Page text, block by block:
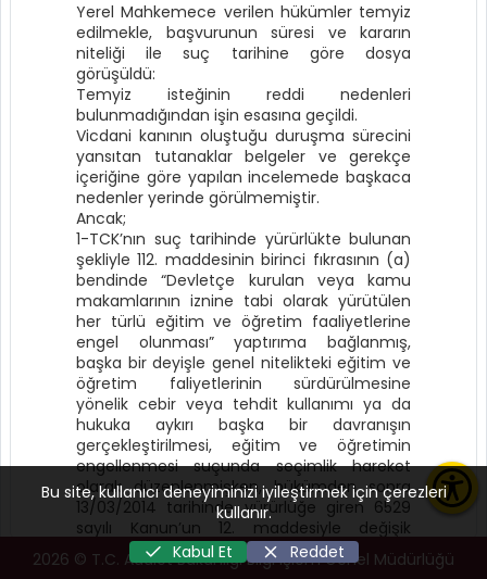
Yerel Mahkemece verilen hükümler temyiz
edilmekle, başvurunun süresi ve kararın
niteliği ile suç tarihine göre dosya
görüşüldü:
Temyiz isteğinin reddi nedenleri
bulunmadığından işin esasına geçildi.
Vicdani kanının oluştuğu duruşma sürecini
yansıtan tutanaklar belgeler ve gerekçe
içeriğine göre yapılan incelemede başkaca
nedenler yerinde görülmemiştir.
Ancak;
1-TCK’nın suç tarihinde yürürlükte bulunan
şekliyle 112. maddesinin birinci fıkrasının (a)
bendinde “Devletçe kurulan veya kamu
makamlarının iznine tabi olarak yürütülen
her türlü eğitim ve öğretim faaliyetlerine
engel olunması” yaptırıma bağlanmış,
başka bir deyişle genel nitelikteki eğitim ve
öğretim faliyetlerinin sürdürülmesine
yönelik cebir veya tehdit kullanımı ya da
hukuka aykırı başka bir davranışın
gerçekleştirilmesi, eğitim ve öğretimin
engellenmesi suçunda seçimlik hareket
olarak düzenlenmişken, hükümden sonra
13/03/2014 tarihinde yürürlüğe giren 6529
sayılı Kanun’un 12. maddesiyle değişik
TCK’nın 112. maddesinin 1. fıkrasının (b)
bendinde yukarıda belirtilen genel nitelikteki
2026 © T.C. Adalet Bakanlığı Bilgi İşlem Genel Müdürlüğü
Bu site, kullanıcı deneyiminizi iyileştirmek için çerezleri
kullanır.
Kabul Et
Reddet